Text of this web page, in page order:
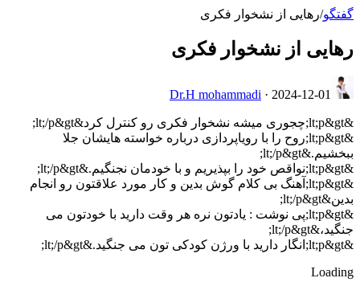
گفتگو/رهایی از نشخوار فکری
رهایی از نشخوار فکری
Dr.H mohammadi · 2024-12-01
&lt;p&gt;چجوری میشه نشخوار فکری رو کنترل کرد&lt;/p&gt;
&lt;p&gt;روح را با رویاپردازی درباره خواسته هایشان جلا
ببخشیم.&lt;/p&gt;
&lt;p&gt;نواقص خود را بپذیریم و با خودمان نجنگیم.&lt;/p&gt;
&lt;p&gt;آهنگ بی کلام گوش بدین و کار مورد علاقتون رو انجام
بدین&lt;/p&gt;
&lt;p&gt;پی نوشت : یادتون نره هر وقت دارید با خودتون می
جنگید،&lt;/p&gt;
&lt;p&gt;انگار دارید با ورژن کودکی تون می جنگید.&lt;/p&gt;
Loading